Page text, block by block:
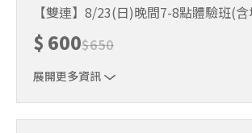
制。歡迎邀請親友一同報名參加，享受團體
人數未達開班門檻，或因天候不佳無法如期
情況安排延期或併班處理。 ⚠️ 報名完成後，
無法上課，僅提供課程延期選項，恕不退費
與課程異動規則】。報名後視為您已同意上
【雙連】8/23(日)晚間7-8點體驗班(
$ 600$650
展開更多資訊